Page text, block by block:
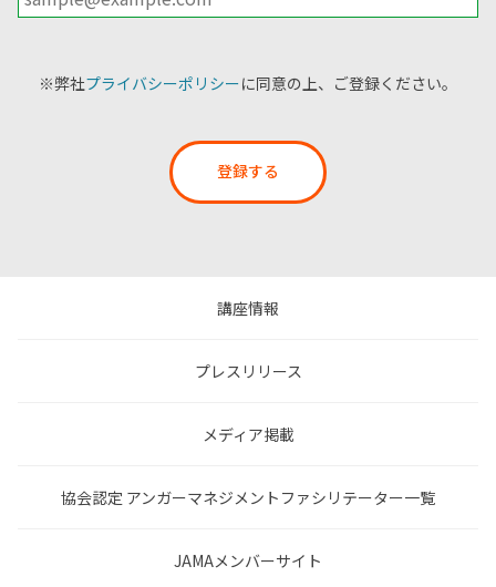
※弊社プライバシーポリシーに同意の上、ご登録ください。
登録する
講座情報
プレスリリース
メディア掲載
協会認定 アンガーマネジメントファシリテーター一覧
JAMAメンバーサイト